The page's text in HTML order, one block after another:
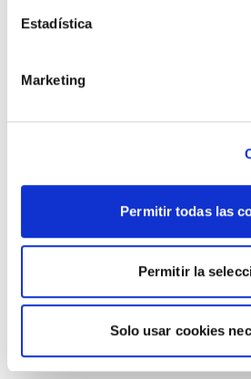
Estadística
Marketing
Permitir todas las
Permitir la
Solo usar cookies